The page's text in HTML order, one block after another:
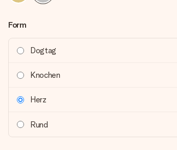
Form
Dogtag
Knochen
Herz
Rund